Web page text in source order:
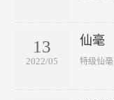
13
2022/05
仙毫
​特级仙毫